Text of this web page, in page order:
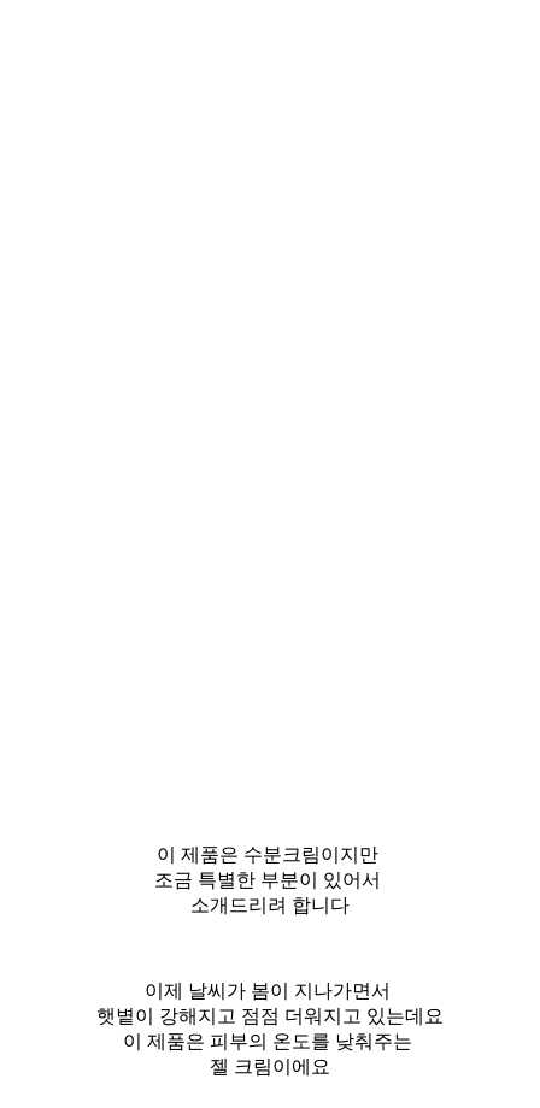
이 제품은 수분크림이지만
조금 특별한 부분이 있어서
소개드리려 합니다
이제 날씨가 봄이 지나가면서
햇볕이 강해지고 점점 더워지고 있는데요
이 제품은 피부의 온도를 낮춰주는
젤 크림이에요